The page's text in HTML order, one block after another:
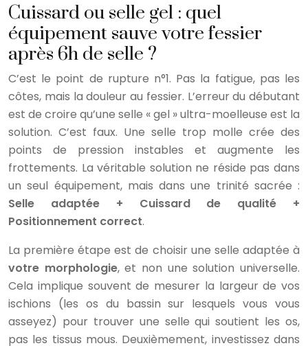
Cuissard ou selle gel : quel
équipement sauve votre fessier
après 6h de selle ?
C’est le point de rupture n°1. Pas la fatigue, pas les
côtes, mais la douleur au fessier. L’erreur du débutant
est de croire qu’une selle « gel » ultra-moelleuse est la
solution. C’est faux. Une selle trop molle crée des
points de pression instables et augmente les
frottements. La véritable solution ne réside pas dans
un seul équipement, mais dans une trinité sacrée :
Selle adaptée + Cuissard de qualité +
Positionnement correct.
La première étape est de choisir une selle adaptée à
votre morphologie, et non une solution universelle.
Cela implique souvent de mesurer la largeur de vos
ischions (les os du bassin sur lesquels vous vous
asseyez) pour trouver une selle qui soutient les os,
pas les tissus mous. Deuxièmement, investissez dans